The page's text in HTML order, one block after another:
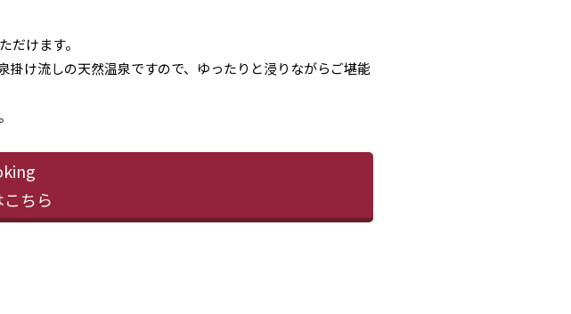
だけます。
け流しの天然温泉ですので、ゆったりと浸りながらご堪能
ちら